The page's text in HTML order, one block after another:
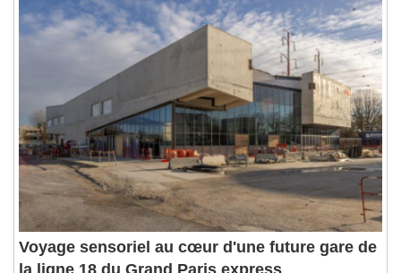
1x
Playback Rate
Chapters
Chapters
Descriptions
descriptions off, selected
Subtitles
subtitles settings
, opens subtitles
settings dialog
subtitles off
, selected
Audio Track
Voyage sensoriel au cœur d'une future gare de